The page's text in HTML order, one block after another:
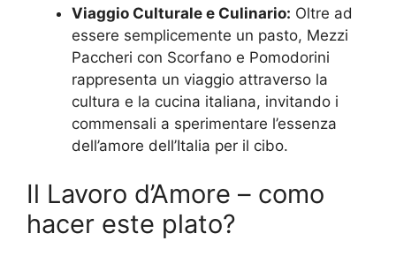
Viaggio Culturale e Culinario: Oltre ad
essere semplicemente un pasto, Mezzi
Paccheri con Scorfano e Pomodorini
rappresenta un viaggio attraverso la
cultura e la cucina italiana, invitando i
commensali a sperimentare l’essenza
dell’amore dell’Italia per il cibo.
Il Lavoro d’Amore – como
hacer este plato?